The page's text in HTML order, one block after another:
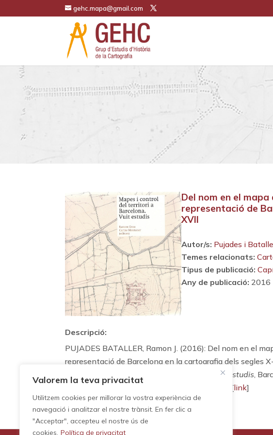
Valorem la teva privacitat
Utilitzem cookies per millorar la vostra experiència de
navegació i analitzar el nostre trànsit. En fer clic a
"Acceptar", accepteu el nostre ús de
cookies. Política de privacitat
gehc.mapa@gmail.com
Del nom en el
representació de
XVII
Autor/s: Pujades i
Temes relacionats:
Tipus de publicació:
Any de publicació: 2016
Descripció:
PUJADES BATALLER, Ramon J. (2016): Del nom en el
representació de Barcelona en la cartografia dels segles
Mapes i control del territori a Barcelona. Vuit estudis ,
Cartogràfic i Geològic de Catalunya, pp. 20-43 [link]